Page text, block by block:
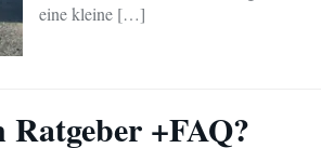
eine kleine […]
+FAQ?